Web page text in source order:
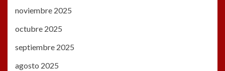
noviembre 2025
octubre 2025
septiembre 2025
agosto 2025